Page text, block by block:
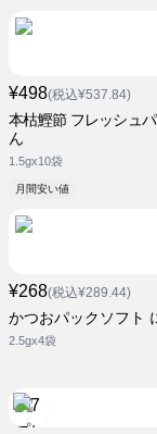
¥498(税込¥537.84)
本枯鰹節 フレッシュ
ん
1.5gx10袋
月間安い値
¥268(税込¥289.44)
かつおパックソフト
2.5gx4袋